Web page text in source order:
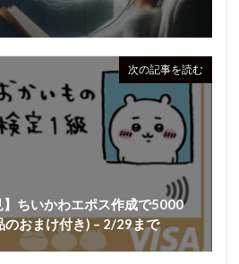
次の記事を読む
】ちいかわエポス作成で5000
のおまけ付き) – 2/29まで